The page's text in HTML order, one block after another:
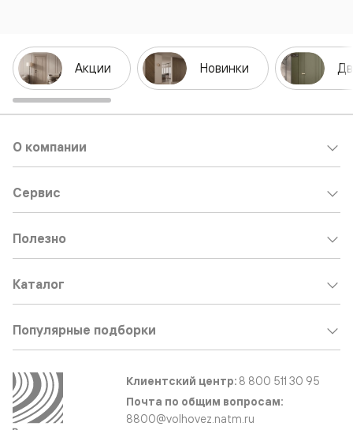
Акции Новинки
О компании
Сервис
Полезно
Каталог
Популярные подборки
Клиентский центр: 8 800 511 30 95
Почта по общим вопросам:
8800@volhovez.natm.ru